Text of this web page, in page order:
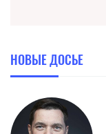
НОВЫЕ ДОСЬЕ